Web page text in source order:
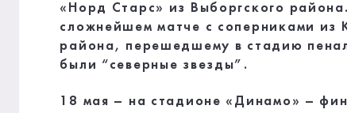
«Норд Старс» из Выборгского
сложнейшем матче с соперниками из
района, перешедшему в стадию
были “северные звезды”.
18 мая – на стадионе «Динамо» –